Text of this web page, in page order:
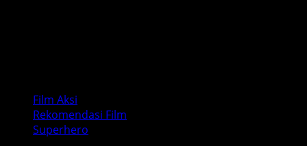
Film Aksi
Rekomendasi Film
Superhero